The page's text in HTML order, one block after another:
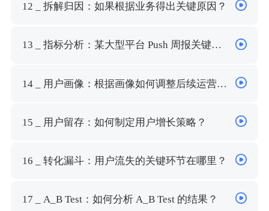
12 _ 拆解归因：如果根据业务得出关键原因？
13 _ 指标分析：某大型平台 Push 周报关键数
14 _ 用户画像：根据画像如何调整后续运营策
15 _ 用户留存：如何制定用户增长策略？
16 _ 转化漏斗：用户流失的关键环节在哪里？
17 _ A_B Test：如何分析 A_B Test 的结果？